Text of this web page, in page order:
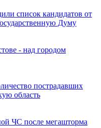
список кандидатов от
Думу
- над городом
пострадавших
область
ЧС после мегашторма